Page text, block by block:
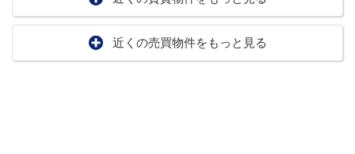
近くの売買物件をもっと見る